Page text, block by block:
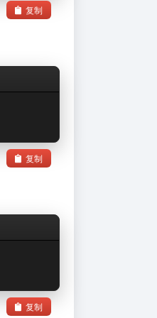
复制
复制
复制